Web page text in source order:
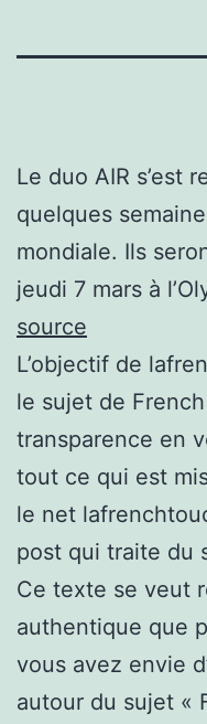
Le duo AIR s’est
quelques
mondiale. Ils
jeudi 7 mars à
source
L’objectif de
le sujet de
transparence en
tout ce qui est
le net
post qui traite du
Ce texte se veut
authentique que
vous avez envie
autour du sujet «